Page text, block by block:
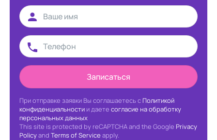
Записаться
При отправке заявки Вы соглашаетесь с Политикой
конфиденциальности и даете согласие на обработку
персональных данных
This site is protected by reCAPTCHA and the Google Privacy
Policyand Terms of Service apply.